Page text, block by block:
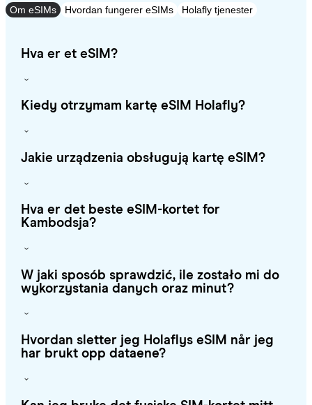
Om eSIMs Hvordan fungerer eSIMs Holafly tjenester
Hva er et eSIM?
Kiedy otrzymam kartę eSIM Holafly?
Jakie urządzenia obsługują kartę eSIM?
Hva er det beste eSIM-kortet for
Kambodsja?
W jaki sposób sprawdzić, ile zostało mi do
wykorzystania danych oraz minut?
Hvordan sletter jeg Holaflys eSIM når jeg
har brukt opp dataene?